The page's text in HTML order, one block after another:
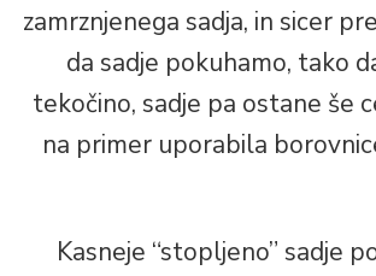
zamrznjenega sadja, in sicer
da sadje pokuhamo, tako
tekočino, sadje pa ostane še
na primer uporabila
Kasneje “stopljeno” sadje